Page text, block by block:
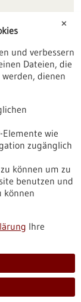
✕
und verbessern
Dateien, die
dienen
wie
zugänglich
können um zu
benutzen und
können
Ihre